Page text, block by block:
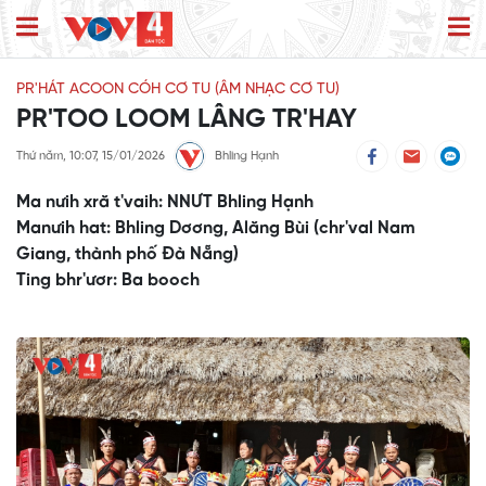
PR'HÁT ACOON CÓH CƠ TU (ÂM NHẠC CƠ TU)
PR'TOO LOOM LÂNG TR'HAY
Thứ năm, 10:07, 15/01/2026 Bhling Hạnh
Ma nưih xră t'vaih: NNƯT Bhling Hạnh
Manưih hat: Bhling Dơơng, Alăng Bùi (chr'val Nam
Giang, thành phố Đà Nẵng)
Ting bhr'ươr: Ba booch